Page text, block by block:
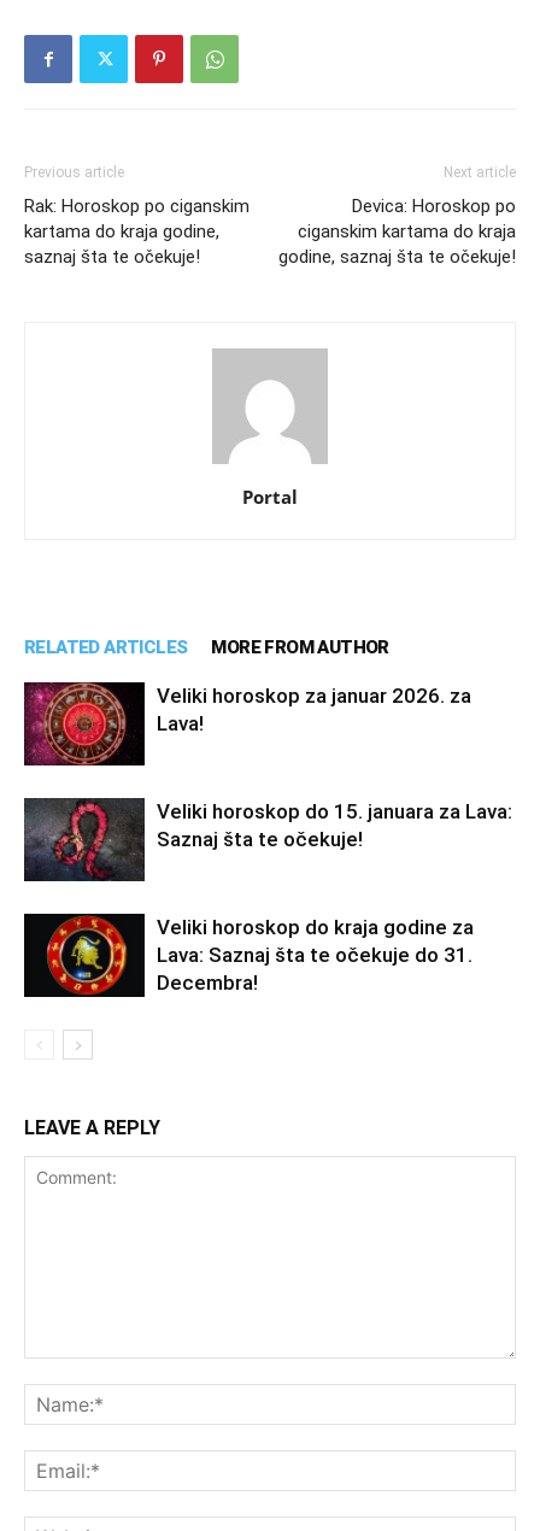
Previous article
Rak: Horoskop po ciganskim
kartama do kraja godine,
saznaj šta te očekuje!
Next article
Devica: Horoskop po
ciganskim kartama do kraja
godine, saznaj šta te očekuje!
Portal
RELATED ARTICLES MORE FROM AUTHOR
Veliki horoskop za januar 2026. za
Lava!
Veliki horoskop do 15. januara za Lava:
Saznaj šta te očekuje!
Veliki horoskop do kraja godine za
Lava: Saznaj šta te očekuje do 31.
Decembra!
LEAVE A REPLY